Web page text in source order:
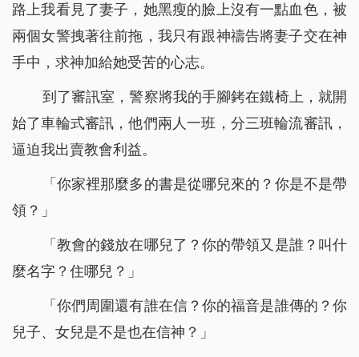
路上我看見了妻子，她黑瘦的臉上沒有一點血色，被
兩個女警拽著往前拖，我只有跟神禱告將妻子交在神
手中，求神加給她受苦的心志。
到了審訊室，警察將我的手腳銬在鐵椅上，就開
始了車輪式審訊，他們兩人一班，分三班輪流審訊，
逼迫我出賣教會利益。
「你家裡那麼多的書是從哪兒來的？你是不是帶
領？」
「教會的錢放在哪兒了？你的帶領又是誰？叫什
麼名字？住哪兒？」
「你們周圍還有誰在信？你的福音是誰傳的？你
兒子、女兒是不是也在信神？」